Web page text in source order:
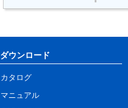
ダウンロード
カタログ
マニュアル